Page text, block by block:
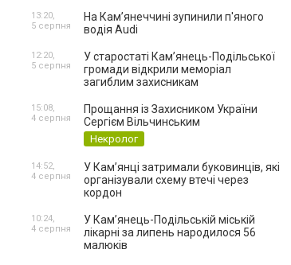
На Камʼянеччині зупинили п'яного
водія Audi
13:20,
5 серпня
У старостаті Кам’янець-Подільської
громади відкрили меморіал
загиблим захисникам
12:20,
5 серпня
Прощання із Захисником України
Сергієм Вільчинським
Некролог
15:08,
4 серпня
У Кам’янці затримали буковинців, які
організували схему втечі через
кордон
14:52,
4 серпня
У Кам’янець-Подільській міській
лікарні за липень народилося 56
малюків
10:24,
4 серпня